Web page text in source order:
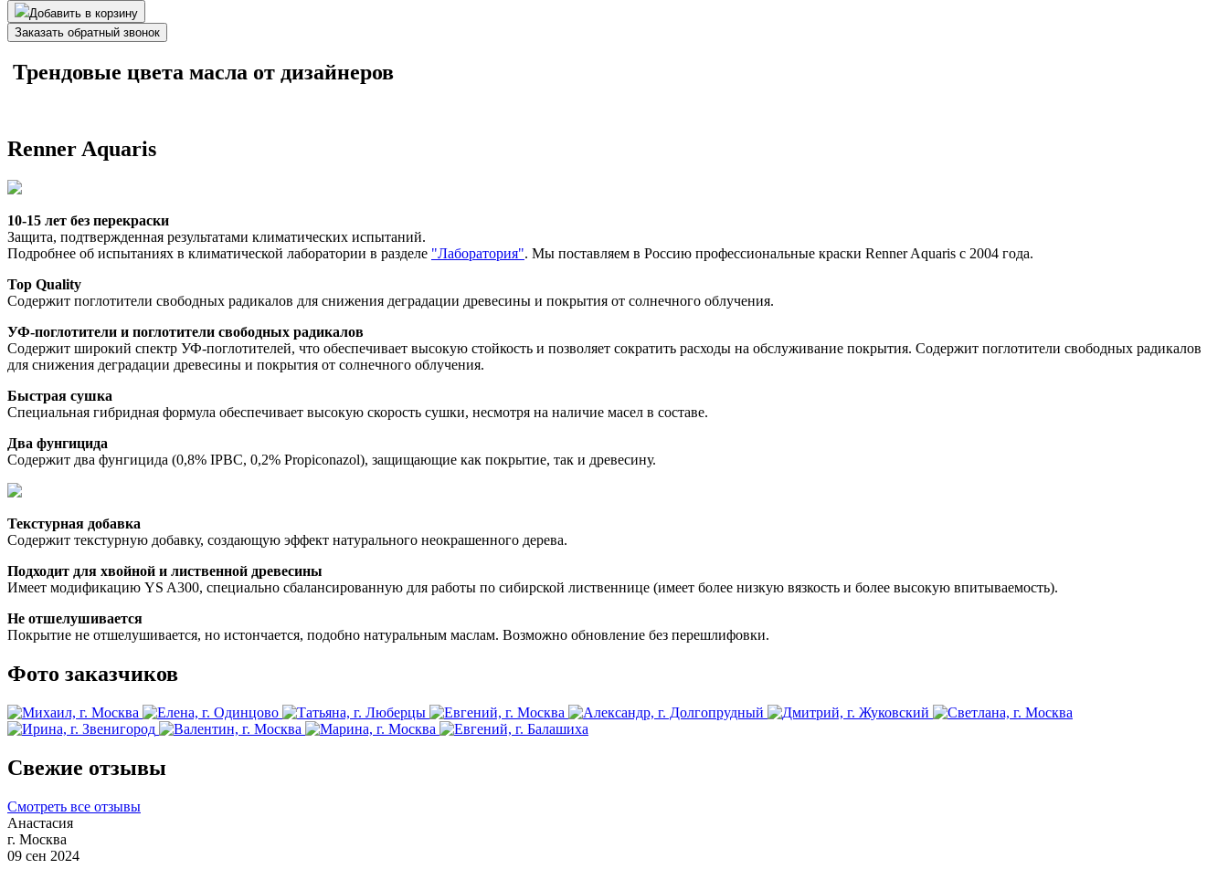
Добавить в корзину
Заказать обратный звонок
Трендовые цвета масла от дизайнеров
Renner Aquaris
10-15 лет без перекраски
Защита, подтвержденная результатами климатических испытаний.
Подробнее об испытаниях в климатической лаборатории в разделе "Лаборатория". Мы поставляем в Россию профессиональные краски Renner Aquaris с 2004 года.
Top Quality
Содержит поглотители свободных радикалов для снижения деградации древесины и покрытия от солнечного облучения.
УФ-поглотители и поглотители свободных радикалов
Содержит широкий спектр УФ-поглотителей, что обеспечивает высокую стойкость и позволяет сократить расходы на обслуживание покрытия. Содержит поглотители свободных радикалов
для снижения деградации древесины и покрытия от солнечного облучения.
Быстрая сушка
Специальная гибридная формула обеспечивает высокую скорость сушки, несмотря на наличие масел в составе.
Два фунгицида
Содержит два фунгицида (0,8% IPBC, 0,2% Propiconazol), защищающие как покрытие, так и древесину.
Текстурная добавка
Содержит текстурную добавку, создающую эффект натурального неокрашенного дерева.
Подходит для хвойной и лиственной древесины
Имеет модификацию YS A300, специально сбалансированную для работы по сибирской лиственнице (имеет более низкую вязкость и более высокую впитываемость).
Не отшелушивается
Покрытие не отшелушивается, но истончается, подобно натуральным маслам. Возможно обновление без перешлифовки.
Фото заказчиков
Свежие отзывы
Смотреть все отзывы
Анастасия
г. Москва
09 сен 2024